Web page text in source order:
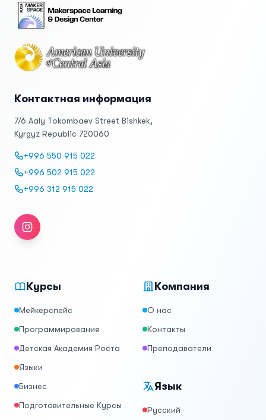
Контактная информация
7/6 Aaly Tokombaev Street Bishkek,
Kyrgyz Republic 720060
+996 550 915 022
+996 502 915 022
+996 312 915 022
Instagram
Курсы
Мейкерспейс
Программирования
Детская Академия Роста
Языки
Бизнес
Подготовительные Курсы
Компания
О нас
Контакты
Преподаватели
Язык
Русский